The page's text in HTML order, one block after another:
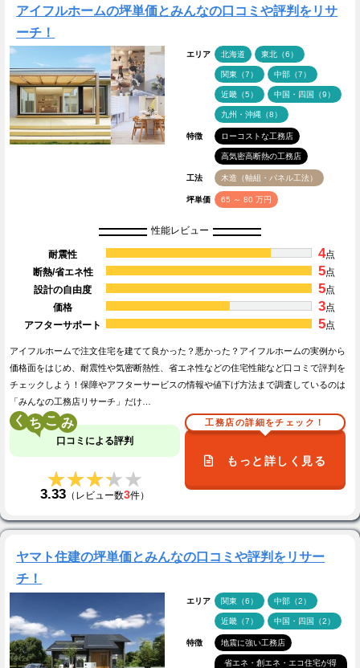
アイフルホームの坪単価とみんなの口コミや評判をリサ
ーチ！
エリア 北海道 東北（6）
関東（7） 中部（7）
近畿（5） 中国・四国（9）
九州・沖縄（8）
特徴 ローコストな工務店
高気密高断熱の工務店
工法 木造（軸組・パネル工法）
坪単価 65 ～ 80 万円
性能レビュー
耐震性 4点
断熱/省エネ性
5点
設計の自由度
5点
価格
3点
アフターサポート
5点
アイフルホームで注文住宅を建てて良かった？悪かった？アイフルホームの実例から
価格面をはじめ、耐震性や気密断熱性、省エネ性などの住宅性能など口コミで評判を
チェックしよう！保障やアフターサービスの情報や値下げ方法まで調査しているのは
「みんなの工務店リサーチ」だけ…
く こ
口コミによる評判
★★★★★
★★★★★
3.33 （レビュー数3件）
工務店の詳細をチェック！
もっと詳しく見る
ヤマト住建の坪単価とみんなの口コミや評判をリサー
チ！
エリア 関東（6） 中部（2）
近畿（7） 中国・四国（2）
特徴 地震に強い工務店
省エネ・創エネ・エコ住宅が得